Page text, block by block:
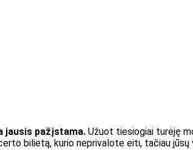
jausis pažįstama. Užuot tiesiogiai turėję
bilietą, kurio neprivalote eiti, tačiau